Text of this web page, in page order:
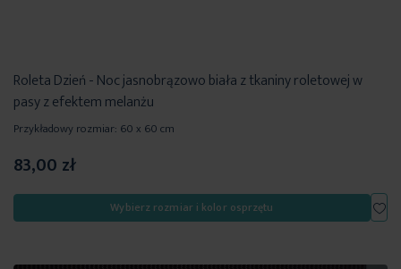
Roleta Dzień - Noc jasnobrązowo biała z tkaniny roletowej w
pasy z efektem melanżu
Przykładowy rozmiar: 60 x 60 cm
83,00 zł
Wybierz rozmiar i kolor osprzętu